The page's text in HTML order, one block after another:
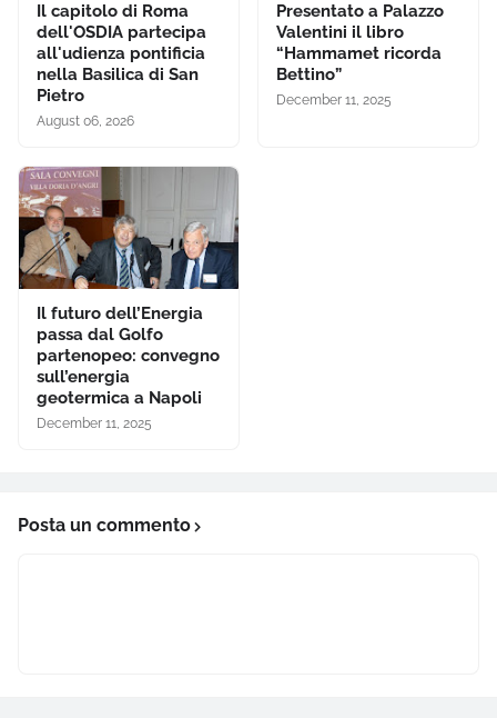
Il capitolo di Roma
dell'OSDIA partecipa
all'udienza pontificia
nella Basilica di San
Pietro
August 06, 2026
Presentato a Palazzo
Valentini il libro
“Hammamet ricorda
Bettino”
December 11, 2025
Il futuro dell’Energia
passa dal Golfo
partenopeo: convegno
sull’energia
geotermica a Napoli
December 11, 2025
Posta un commento